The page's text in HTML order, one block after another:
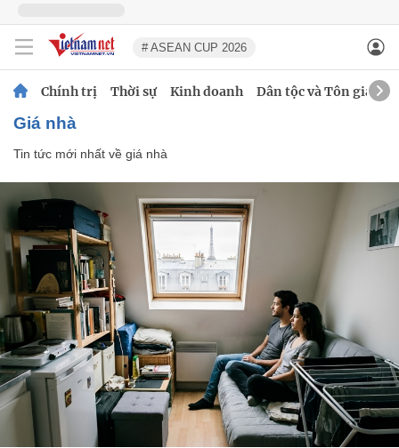
# ASEAN CUP 2026
Chính trị Thời sự Kinh doanh Dân tộc và Tôn giáo
giá nhà
Tin tức mới nhất về giá nhà